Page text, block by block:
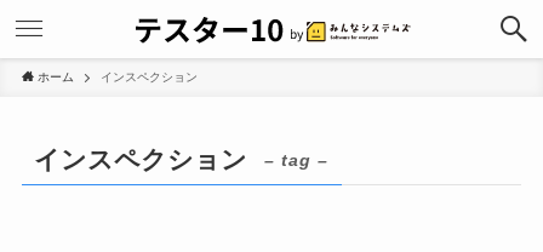
ホーム インスペクション
インスペクション – tag –